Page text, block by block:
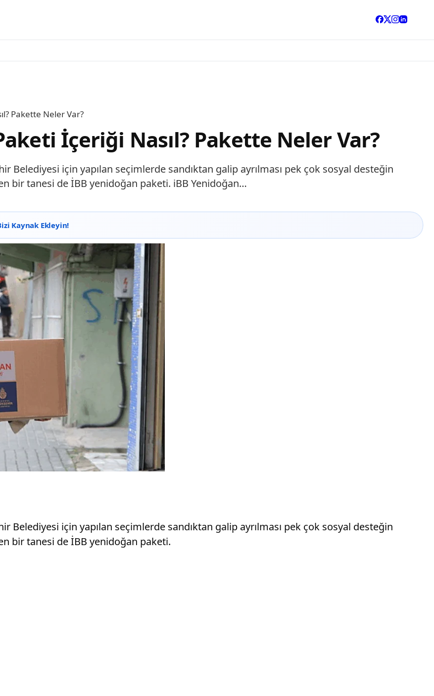
Pakette Neler Var?
İçeriği Nasıl? Pakette Neler Var?
Belediyesi için yapılan seçimlerde sandıktan galip ayrılması pek çok sosyal desteğin
bir tanesi de İBB yenidoğan paketi. iBB Yenidoğan…
Kaynak Ekleyin!
Belediyesi için yapılan seçimlerde sandıktan galip ayrılması pek çok sosyal desteğin
bir tanesi de İBB yenidoğan paketi.